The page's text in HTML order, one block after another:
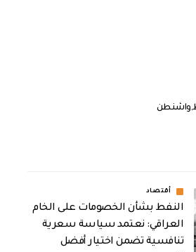
واشنطن
أقتصاد
النفط بشأن الخصومات على الخام
العراقي: نعتمد سياسة سعرية
تنافسية تضمن اختيار أفضل